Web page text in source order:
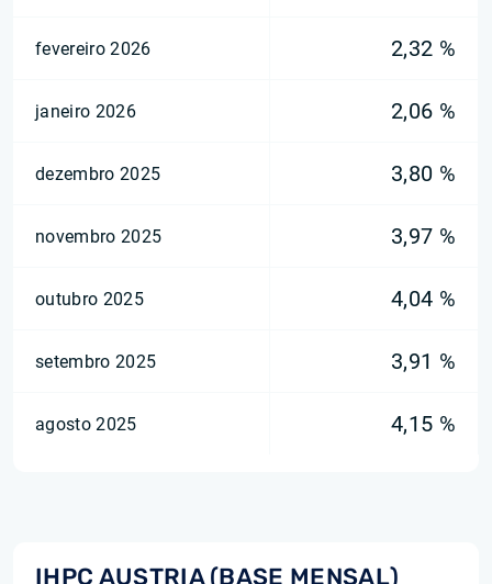
fevereiro 2026 2,32 %
janeiro 2026 2,06 %
dezembro 2025 3,80 %
novembro 2025 3,97 %
outubro 2025 4,04 %
setembro 2025 3,91 %
agosto 2025 4,15 %
IHPC AUSTRIA (BASE MENSAL)